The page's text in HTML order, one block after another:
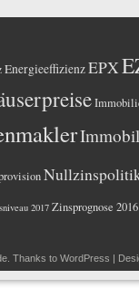
EnergieeffizienzEPX
2017 Zinsprognose 2016
. Thanks to WordPress |